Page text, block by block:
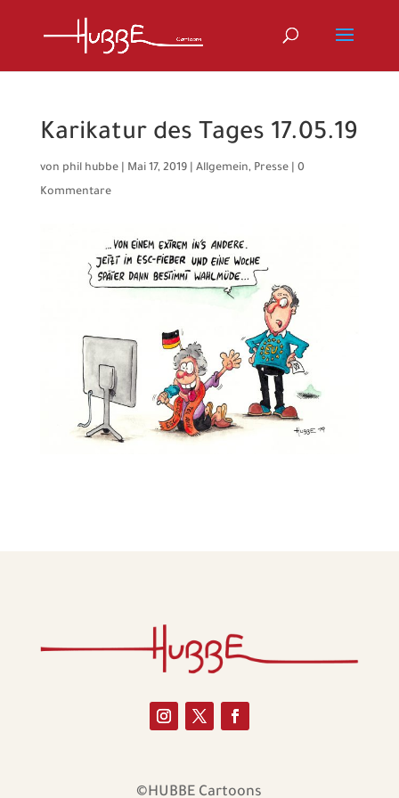
Karikatur des Tages 17.05.19
von phil hubbe| Mai 17, 2019| Allgemein, Presse| 0
Kommentare
©HUBBE Cartoons